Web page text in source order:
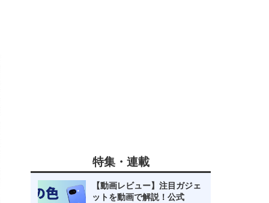
特集・連載
【動画レビュー】注目ガジェ
ットを動画で解説！公式